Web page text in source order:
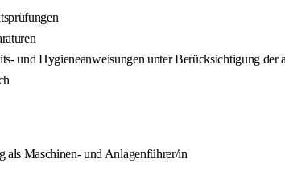
und Hygieneanweisungen unter Berücksichtigung
als Maschinen- und Anlagenführer/in